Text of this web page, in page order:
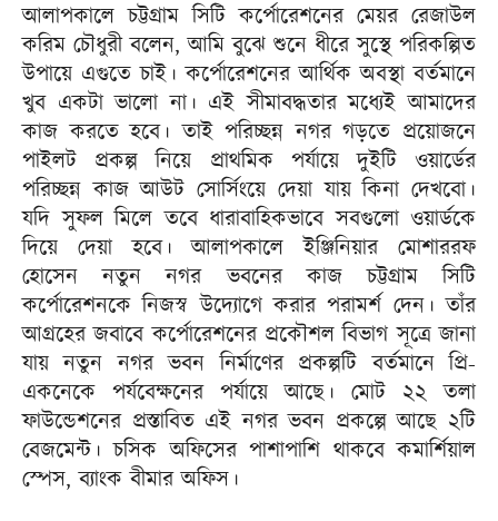
আলাপকালে চট্টগ্রাম সিটি কর্পোরেশনের মেয়র রেজাউল
করিম চৌধুরী বলেন, আমি বুঝে শুনে ধীরে সুস্থে পরিকল্পিত
উপায়ে এগুতে চাই। কর্পোরেশনের আর্থিক অবস্থা বর্তমানে
খুব একটা ভালো না। এই সীমাবদ্ধতার মধ্যেই আমাদের
কাজ করতে হবে। তাই পরিচ্ছন্ন নগর গড়তে প্রয়োজনে
পাইলট প্রকল্প নিয়ে প্রাথমিক পর্যায়ে দুইটি ওয়ার্ডের
পরিচ্ছন্ন কাজ আউট সোর্সিংয়ে দেয়া যায় কিনা দেখবো।
যদি সুফল মিলে তবে ধারাবাহিকভাবে সবগুলো ওয়ার্ডকে
দিয়ে দেয়া হবে। আলাপকালে ইঞ্জিনিয়ার মোশাররফ
হোসেন নতুন নগর ভবনের কাজ চট্টগ্রাম সিটি
কর্পোরেশনকে নিজস্ব উদ্যোগে করার পরামর্শ দেন। তাঁর
আগ্রহের জবাবে কর্পোরেশনের প্রকৌশল বিভাগ সূত্রে জানা
যায় নতুন নগর ভবন নির্মাণের প্রকল্পটি বর্তমানে প্রি-
একনেকে পর্যবেক্ষনের পর্যায়ে আছে। মোট ২২ তলা
ফাউন্ডেশনের প্রস্তাবিত এই নগর ভবন প্রকল্পে আছে ২টি
বেজমেন্ট। চসিক অফিসের পাশাপাশি থাকবে কমার্শিয়াল
স্পেস, ব্যাংক বীমার অফিস।